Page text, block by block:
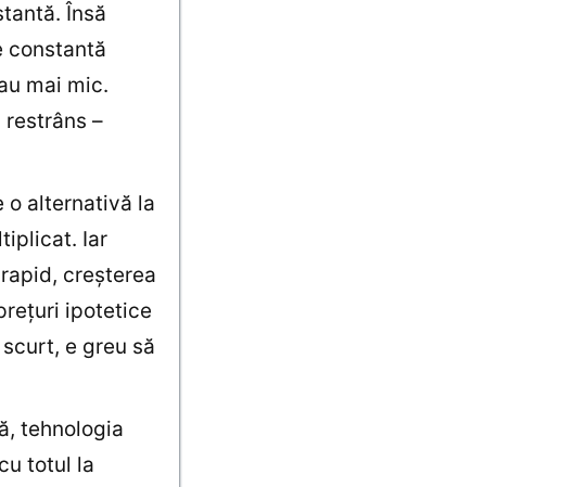
Însă
constantă
mai mic.
–
o alternativă la
Iar
creşterea
ipotetice
e greu să
tehnologia
totul la